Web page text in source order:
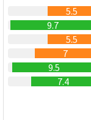
5.5
9.7
5.5
7
9.5
7.4